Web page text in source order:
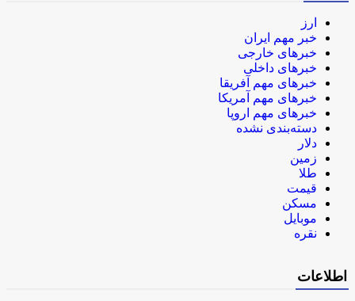
ارز
خبر مهم ایران
خبرهای خارجی
خبرهای داخلی
خبرهای مهم آفریقا
خبرهای مهم آمریکا
خبرهای مهم اروپا
دسته‌بندی نشده
دلار
زمین
طلا
قیمت
مسکن
موبایل
نقره
اطلاعات